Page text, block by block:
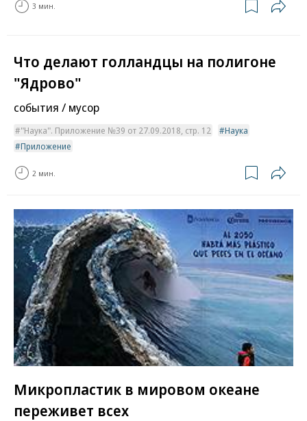
3 мин.
Что делают голландцы на полигоне
"Ядрово"
события / мусор
"Наука". Приложение №39 от 27.09.2018, стр. 12
Наука
Приложение
2 мин.
Микропластик в мировом океане
переживет всех